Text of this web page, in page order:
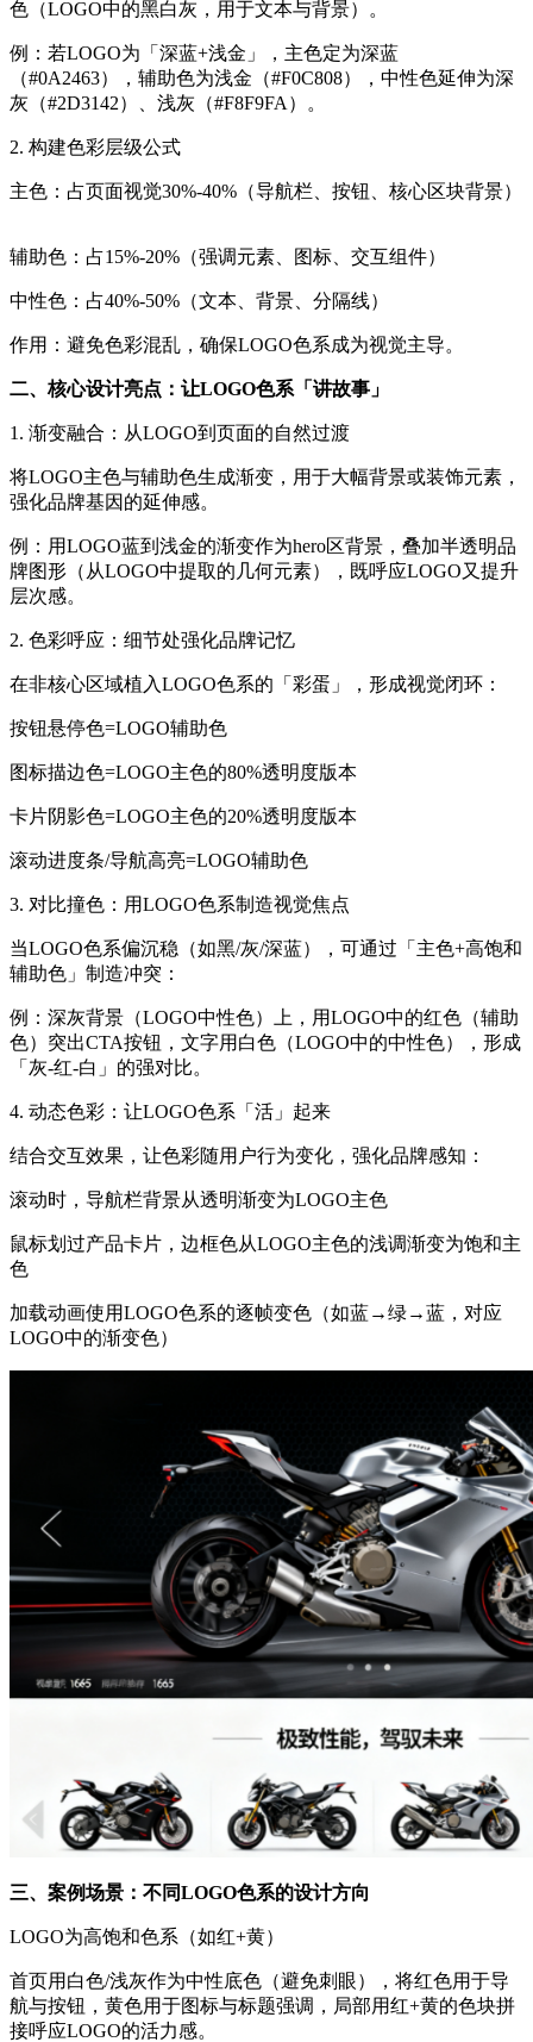
色（LOGO中的黑白灰，用于文本与背景）。
例：若LOGO为「深蓝+浅金」，主色定为深蓝
（#0A2463），辅助色为浅金（#F0C808），中性色延伸为深
灰（#2D3142）、浅灰（#F8F9FA）。
2. 构建色彩层级公式
主色：占页面视觉30%-40%（导航栏、按钮、核心区块背景）
辅助色：占15%-20%（强调元素、图标、交互组件）
中性色：占40%-50%（文本、背景、分隔线）
作用：避免色彩混乱，确保LOGO色系成为视觉主导。
二、核心设计亮点：让LOGO色系「讲故事」
1. 渐变融合：从LOGO到页面的自然过渡
将LOGO主色与辅助色生成渐变，用于大幅背景或装饰元素，
强化品牌基因的延伸感。
例：用LOGO蓝到浅金的渐变作为hero区背景，叠加半透明品
牌图形（从LOGO中提取的几何元素），既呼应LOGO又提升
层次感。
2. 色彩呼应：细节处强化品牌记忆
在非核心区域植入LOGO色系的「彩蛋」，形成视觉闭环：
按钮悬停色=LOGO辅助色
图标描边色=LOGO主色的80%透明度版本
卡片阴影色=LOGO主色的20%透明度版本
滚动进度条/导航高亮=LOGO辅助色
3. 对比撞色：用LOGO色系制造视觉焦点
当LOGO色系偏沉稳（如黑/灰/深蓝），可通过「主色+高饱和
辅助色」制造冲突：
例：深灰背景（LOGO中性色）上，用LOGO中的红色（辅助
色）突出CTA按钮，文字用白色（LOGO中的中性色），形成
「灰-红-白」的强对比。
4. 动态色彩：让LOGO色系「活」起来
结合交互效果，让色彩随用户行为变化，强化品牌感知：
滚动时，导航栏背景从透明渐变为LOGO主色
鼠标划过产品卡片，边框色从LOGO主色的浅调渐变为饱和主
色
加载动画使用LOGO色系的逐帧变色（如蓝→绿→蓝，对应
LOGO中的渐变色）
三、案例场景：不同LOGO色系的设计方向
LOGO为高饱和色系（如红+黄）
首页用白色/浅灰作为中性底色（避免刺眼），将红色用于导
航与按钮，黄色用于图标与标题强调，局部用红+黄的色块拼
接呼应LOGO的活力感。